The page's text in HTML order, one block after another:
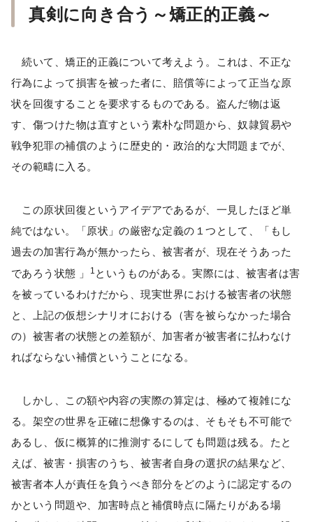
真剣に向き合う～矯正的正義～
続いて、矯正的正義について考えよう。これは、不正な
行為によって損害を被った者に、賠償等によって正当な原
状を回復することを要求するものである。盗んだ物は返
す、傷つけた物は直すという素朴な問題から、奴隷貿易や
戦争犯罪の補償のように歴史的・政治的な大問題までが、
その範疇に入る。
この原状回復というアイデアであるが、一見したほど単
純ではない。「原状」の厳密な定義の１つとして、「もし
過去の加害行為が無かったら、被害者が、現在そうあった
であろう状態 」
1 というものがある。実際には、被害者は害
を被っているわけだから、現実世界における被害者の状態
と、上記の仮想シナリオにおける（害を被らなかった場合
の）被害者の状態との差額が、加害者が被害者に払わなけ
ればならない補償ということになる。
しかし、この額や内容の実際の算定は、極めて複雑にな
る。架空の世界を正確に想像するのは、そもそも不可能で
あるし、仮に概算的に推測するにしても問題は残る。たと
えば、被害・損害のうち、被害者自身の選択の結果など、
被害者本人が責任を負うべき部分をどのように認定するの
かという問題や、加害時点と補償時点に隔たりがある場